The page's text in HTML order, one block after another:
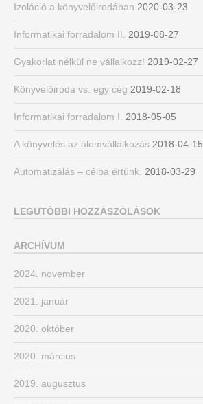
Izoláció a könyvelőirodában 2020-03-23
Informatikai forradalom II. 2019-08-27
Gyakorlat nélkül ne vállalkozz! 2019-02-27
Könyvelőiroda vs. egy cég 2019-02-18
Informatikai forradalom I. 2018-05-05
A könyvelés az álomvállalkozás 2018-04-15
Automatizálás – célba értünk. 2018-03-29
LEGUTÓBBI HOZZÁSZÓLÁSOK
ARCHÍVUM
2024. november
2021. január
2020. október
2020. március
2019. augusztus